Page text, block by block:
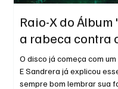
Raio-X do
a rabeca contra
O disco já começa com
E Sandrera já explicou
sempre bom lembrar sua